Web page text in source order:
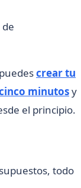
crear tu
minutosy
el principio.
todo